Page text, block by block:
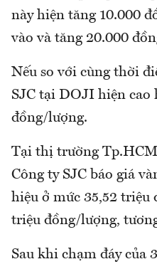
này hiện tăng 10.000
vào và tăng 20.000
Nếu so với cùng thời
SJC tại DOJI hiện cao
đồng/lượng.
Tại thị trường
Công ty SJC báo giá
hiệu ở mức 35,52 triệu
triệu đồng/lượng,
Sau khi chạm đáy của